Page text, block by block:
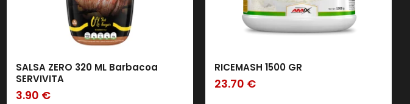
SALSA ZERO 320 ML Barbacoa
SERVIVITA
3.90 €
RICEMASH 1500 GR
23.70 €